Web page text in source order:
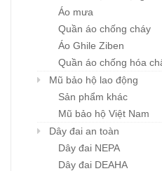
Áo mưa
Quần áo chống cháy
Áo Ghile Ziben
Quần áo chống hóa
Mũ bảo hộ lao động
Sản phẩm khác
Mũ bảo hộ Việt Nam
Dây đai an toàn
Dây đai NEPA
Dây đai DEAHA